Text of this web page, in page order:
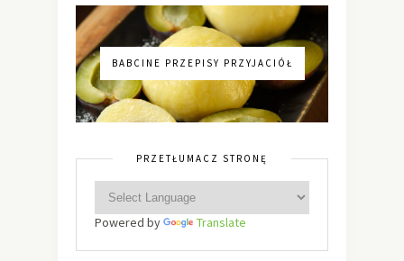
BABCINE PRZEPISY PRZYJACIÓŁ
PRZETŁUMACZ STRONĘ
Powered by Translate